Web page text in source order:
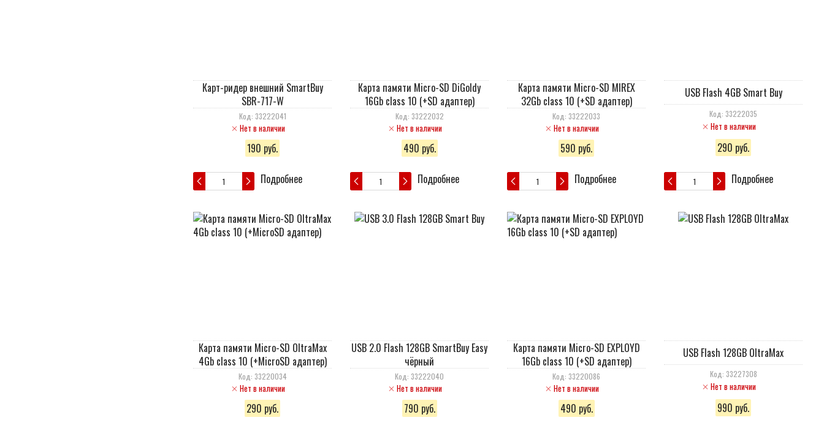
Карт-ридер внешний SmartBuy
SBR-717-W
Код: 33222041
Нет в наличии
190 руб.
Подробнее
Карта памяти Micro-SD DiGoldy
16Gb class 10 (+SD адаптер)
Код: 33222032
Нет в наличии
490 руб.
Подробнее
Карта памяти Micro-SD MIREX
32Gb class 10 (+SD адаптер)
Код: 33222033
Нет в наличии
590 руб.
Подробнее
USB Flash 4GB Smart Buy
Код: 33222035
Нет в наличии
290 руб.
Подробнее
Карта памяти Micro-SD OltraMax
4Gb class 10 (+MicroSD адаптер)
Код: 33220034
Нет в наличии
290 руб.
USB 2.0 Flash 128GB SmartBuy Easy
чёрный
Код: 33222040
Нет в наличии
790 руб.
Карта памяти Micro-SD EXPLOYD
16Gb class 10 (+SD адаптер)
Код: 33220086
Нет в наличии
490 руб.
USB Flash 128GB OltraMax
Код: 33227308
Нет в наличии
990 руб.